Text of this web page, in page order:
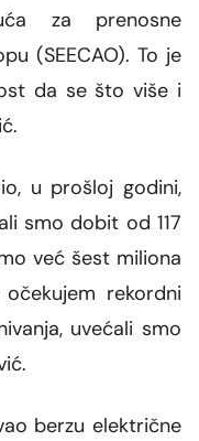
za prenosne
(SEECAO). To je
da se što više i
u prošloj godini,
smo dobit od 117
već šest miliona
rekordni
uvećali smo
berzu električne